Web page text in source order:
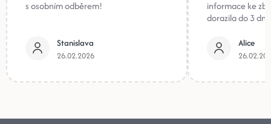
s osobním odběrem!
Stanislava
26.02.2026
informace ke
dorazila do 3
Alice